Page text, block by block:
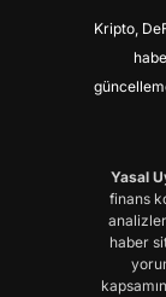
Kripto,
Yasal
finans
haber